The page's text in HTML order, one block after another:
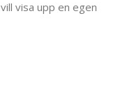
visa upp en egen